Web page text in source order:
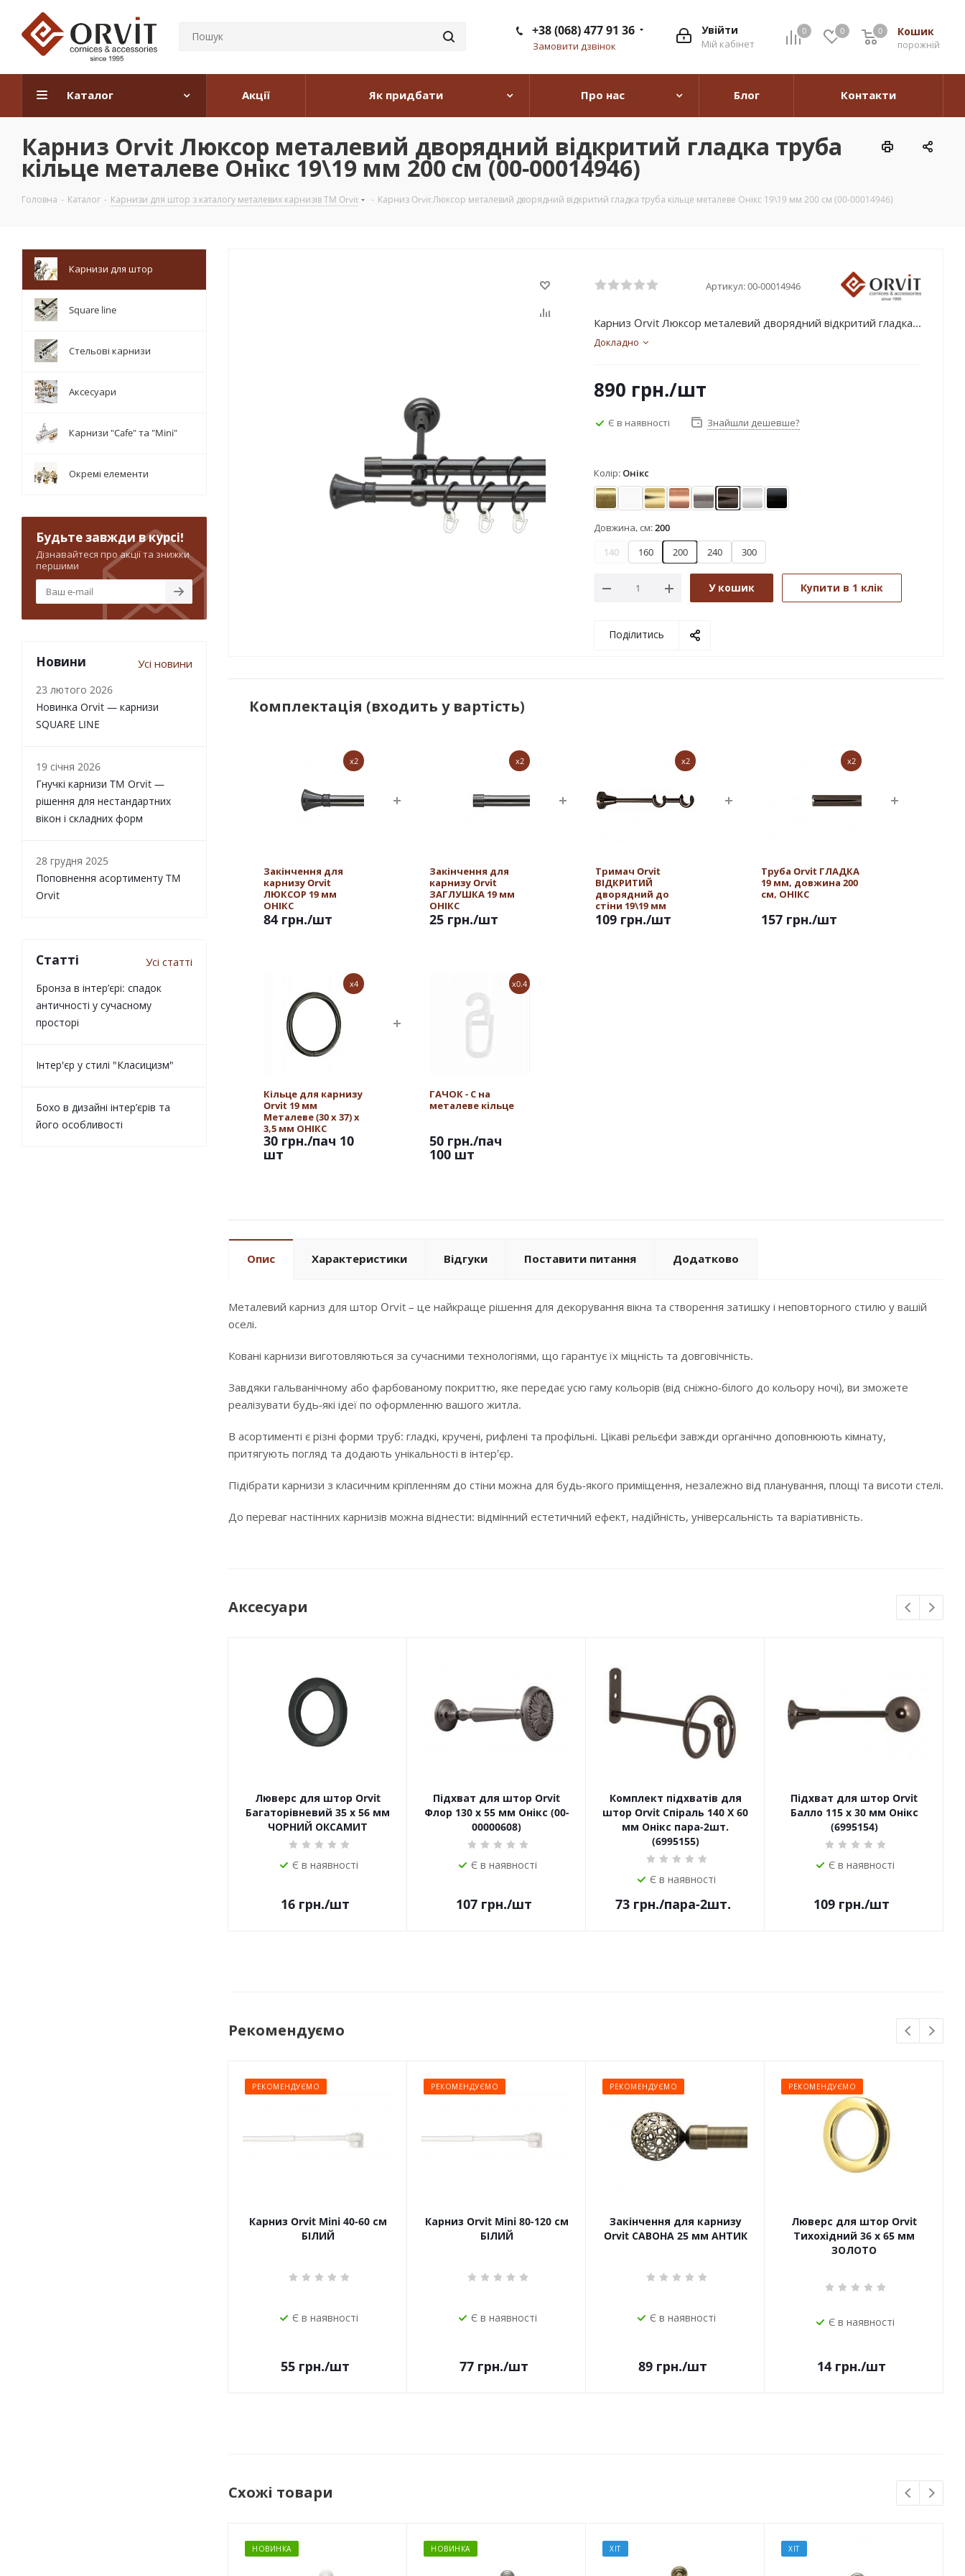
0 0 Кошик
0
порожній
0
Увійти
Мій кабінет
+38 (068) 477 91 36
Замовити дзвінок
Каталог Акції Як придбати Про нас Блог Контакти
Карниз Orvit Люксор металевий дворядний відкритий гладка труба
кільце металеве Онікс 19\19 мм 200 см (00-00014946)
Головна - Каталог - Карнизи для штор з каталогу металевих карнизів TM Orvit - Карниз Orvit Люксор металевий дворядний відкритий гладка труба кільце металеве Онікс 19\19 мм 200 см (00-00014946)
Артикул:00-00014946
Карниз Orvit Люксор металевий дворядний відкритий гладка...
Докладно
890 грн./шт
Є в наявності Знайшли дешевше?
Колір: Онікс
Антик АрктісЗолотоМідьНержавіюча сталь
ОніксСатинЧорний оксамит
Довжина, см:200
140
160 200 240 300
У кошик Купити в 1 клік
Поділитись
Комплектація (входить у вартість)
x2
Закінчення для
карнизу Orvit
ЛЮКСОР 19 мм
ОНІКС
84 грн./шт
x2
Закінчення для
карнизу Orvit
ЗАГЛУШКА 19 мм
ОНІКС
25 грн./шт
x2
Тримач Orvit
ВІДКРИТИЙ
дворядний до
стіни 19\19 мм
ОНІКС
109 грн./шт
x2
Труба Orvit ГЛАДКА
19 мм, довжина 200
см, ОНІКС
157 грн./шт
x4
Кільце для карнизу
Orvit 19 мм
Металеве (30 х 37) х
3,5 мм ОНІКС
30 грн./пач 10
шт
x0.4
ГАЧОК - С на
металеве кільце
50 грн./пач
100 шт
Опис Характеристики Відгуки Поставити питання Додатково
Металевий карниз для штор Orvit – це найкраще рішення для декорування вікна та створення затишку і неповторного стилю у вашій
оселі.
Ковані карнизи виготовляються за сучасними технологіями, що гарантує їх міцність та довговічність.
Завдяки гальванічному або фарбованому покриттю, яке передає усю гаму кольорів (від сніжно-білого до кольору ночі), ви зможете
реалізувати будь-які ідеї по оформленню вашого житла.
В асортименті є різні форми труб: гладкі, кручені, рифлені та профільні. Цікаві рельєфи завжди органічно доповнюють кімнату,
притягують погляд та додають унікальності в інтер'єр.
Підібрати карнизи з класичним кріпленням до стіни можна для будь-якого приміщення, незалежно від планування, площі та висоти стелі.
До переваг настінних карнизів можна віднести: відмінний естетичний ефект, надійність, універсальність та варіативність.
Аксесуари
Люверс для штор Orvit
Багаторівневий 35 х 56 мм
ЧОРНИЙ ОКСАМИТ
Є в наявності
16 грн./шт
Підхват для штор Orvit
Флор 130 х 55 мм Онікс (00-
00000608)
Є в наявності
107 грн./шт
Комплект підхватів для
штор Orvit Спіраль 140 Х 60
мм Онікс пара-2шт.
(6995155)
Є в наявності
73грн./пара-2шт.
Підхват для штор Orvit
Балло 115 х 30 мм Онікс
(6995154)
Є в наявності
109 грн./шт
Рекомендуємо
РЕКОМЕНДУЄМО
Карниз Orvit Mini 40-60 см
БІЛИЙ
Є в наявності
55 грн./шт
РЕКОМЕНДУЄМО
Карниз Orvit Mini 80-120 см
БІЛИЙ
Є в наявності
77 грн./шт
РЕКОМЕНДУЄМО
Закінчення для карнизу
Orvit САВОНА 25 мм АНТИК
Є в наявності
89 грн./шт
РЕКОМЕНДУЄМО
Люверс для штор Orvit
Тихохідний 36 х 65 мм
ЗОЛОТО
Є в наявності
14 грн./шт
Схожі товари
НОВИНКА НОВИНКА ХІТ ХІТ
Карнизи для штор
Square line
Стельові карнизи
Аксесуари
Карнизи "Cafe" та "Mini"
Окремі елементи
Будьте завжди в курсі!
Дізнавайтеся про акції та знижки
першими
Новини Усі новини
23 лютого 2026
Новинка Orvit — карнизи
SQUARE LINE
19 січня 2026
Гнучкі карнизи TM Orvit —
рішення для нестандартних
вікон і складних форм
28 грудня 2025
Поповнення асортименту TM
Orvit
Статті Усі статті
Бронза в інтер’єрі: спадок
античності у сучасному
просторі
Інтер'єр у стилі "Класицизм"
Бохо в дизайні інтер’єрів та
його особливості